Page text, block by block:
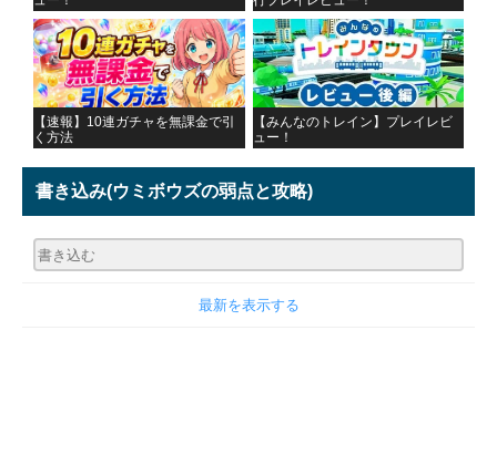
【速報】10連ガチャを無課金で引
く方法
【みんなのトレイン】プレイレビ
ュー！
書き込み(ウミボウズの弱点と攻略)
最新を表示する